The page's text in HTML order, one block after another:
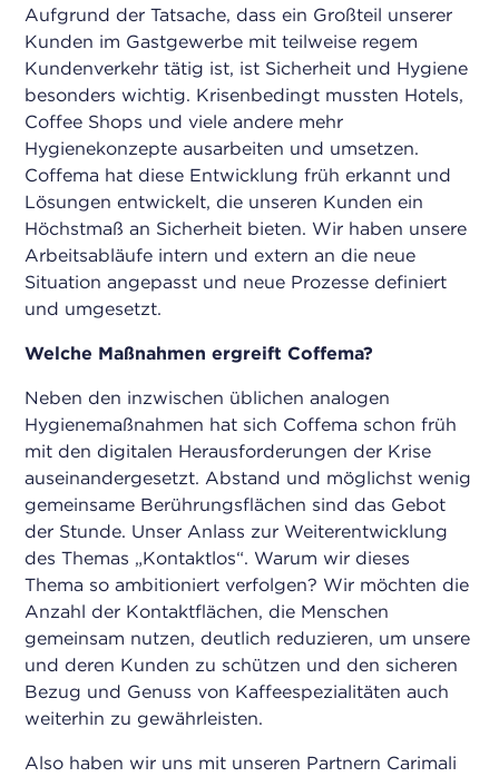
Aufgrund der Tatsache, dass ein Großteil unserer
Kunden im Gastgewerbe mit teilweise regem
Kundenverkehr tätig ist, ist Sicherheit und Hygiene
besonders wichtig. Krisenbedingt mussten Hotels,
Coffee Shops und viele andere mehr
Hygienekonzepte ausarbeiten und umsetzen.
Coffema hat diese Entwicklung früh erkannt und
Lösungen entwickelt, die unseren Kunden ein
Höchstmaß an Sicherheit bieten. Wir haben unsere
Arbeitsabläufe intern und extern an die neue
Situation angepasst und neue Prozesse definiert
und umgesetzt.
Welche Maßnahmen ergreift Coffema?
Neben den inzwischen üblichen analogen
Hygienemaßnahmen hat sich Coffema schon früh
mit den digitalen Herausforderungen der Krise
auseinandergesetzt. Abstand und möglichst wenig
gemeinsame Berührungsflächen sind das Gebot
der Stunde. Unser Anlass zur Weiterentwicklung
des Themas „Kontaktlos“. Warum wir dieses
Thema so ambitioniert verfolgen? Wir möchten die
Anzahl der Kontaktflächen, die Menschen
gemeinsam nutzen, deutlich reduzieren, um unsere
und deren Kunden zu schützen und den sicheren
Bezug und Genuss von Kaffeespezialitäten auch
weiterhin zu gewährleisten.
Also haben wir uns mit unseren Partnern Carimali